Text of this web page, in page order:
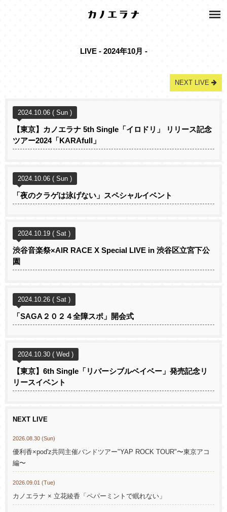
LIVE - 2024年10月 -
NEXT LIVE
2024.10.06 ( Sun )
【東京】カノエラナ 5th Single「イロドリ」 リリース記念
ツアー2024「KARAfull」
2024.10.06 ( Sun )
「夜のクラゲは泳げない」スペシャルイベント
2024.10.19 ( Sat )
渋谷音楽祭×AIR RACE X Special LIVE in 渋谷区立宮下公
園
2024.10.26 ( Sat )
「SAGA２０２４全障スポ」開会式
2024.10.30 ( Wed )
【東京】6th Single「リバーシブルベイベー」発売記念リ
リースイベント
NEXT LIVE
2026.08.30 (Sun)
優利香×pod'z共同主催バンドツアー"YAP ROCK TOUR"〜東京アコ
編〜
2026.09.01 (Tue)
カノエラナ × 立花綾香「ペパーミントで眠れない」